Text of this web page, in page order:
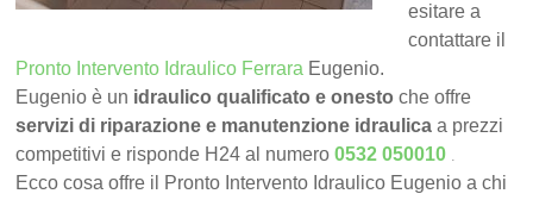
esitare a
contattare il
Pronto Intervento Idraulico Ferrara Eugenio.
Eugenio è un idraulico qualificato e onesto che offre
servizi di riparazione e manutenzione idraulica a prezzi
competitivi e risponde H24 al numero0532 050010 .
Ecco cosa offre il Pronto Intervento Idraulico Eugenio a chi